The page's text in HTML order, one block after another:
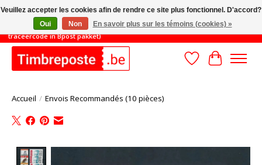
TOT 31/8: MINIMAAL ORDERBEDRAG 45€ (gratis verzending met
traceercode in Bpost pakket)
Liste dePanier
Accueil / Envois Recommandés (10 pièces)
Veuillez accepter les cookies afin de rendre ce site plus fonctionnel. D'accord?
Oui
Non En savoir plus sur les témoins (cookies) »